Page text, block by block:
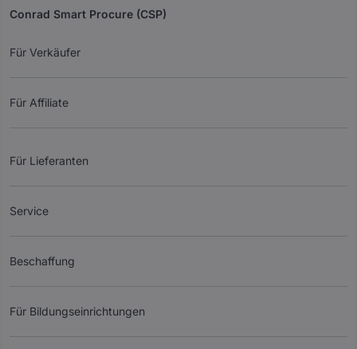
Conrad Smart Procure (CSP)
Für Verkäufer
Für Affiliate
Für Lieferanten
Service
Beschaffung
Für Bildungseinrichtungen